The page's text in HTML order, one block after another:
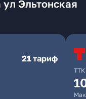
Эльтонская
21 тариф
ТТК